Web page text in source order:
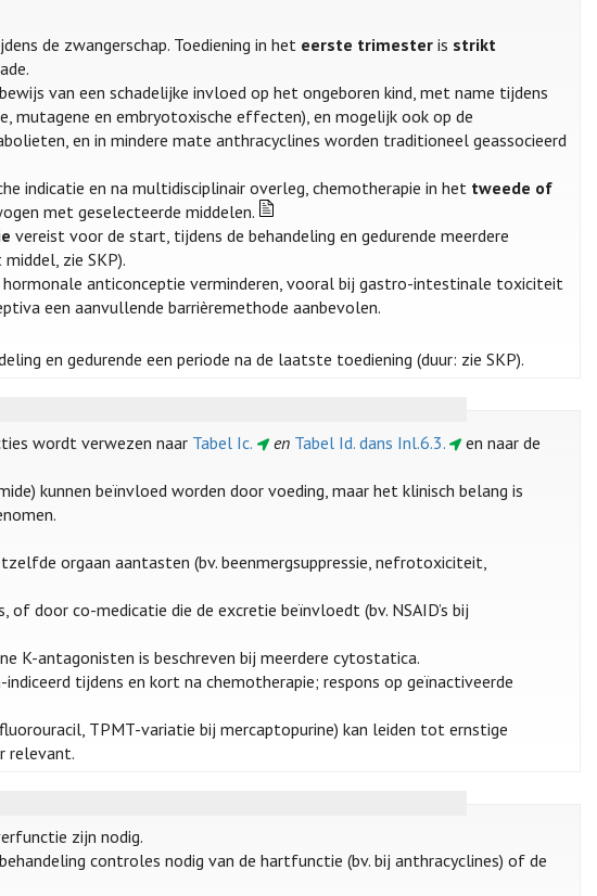
de zwangerschap. Toediening in het eerste trimester is strikt
van een schadelijke invloed op het ongeboren kind, met name tijdens
mutagene en embryotoxische effecten), en mogelijk ook op de
en in mindere mate anthracyclines worden traditioneel geassocieerd
indicatie en na multidisciplinair overleg, chemotherapie in het tweede of
met geselecteerde middelen.
vereist voor de start, tijdens de behandeling en gedurende meerdere
zie SKP).
anticonceptie verminderen, vooral bij gastro-intestinale toxiciteit
een aanvullende barrièremethode aanbevolen.
en gedurende een periode na de laatste toediening (duur: zie SKP).
wordt verwezen naar Tabel Ic. en Tabel Id. dans Inl.6.3.
en naar de
kunnen beïnvloed worden door voeding, maar het klinisch belang is
orgaan aantasten (bv. beenmergsuppressie, nefrotoxiciteit,
door co-medicatie die de excretie beïnvloedt (bv. NSAID’s bij
K-antagonisten is beschreven bij meerdere cytostatica.
tijdens en kort na chemotherapie; respons op geïnactiveerde
TPMT-variatie bij mercaptopurine) kan leiden tot ernstige
relevant.
zijn nodig.
controles nodig van de hartfunctie (bv. bij anthracyclines) of de